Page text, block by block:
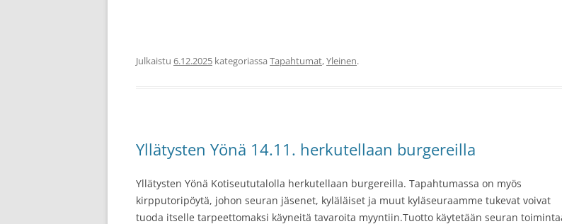
Julkaistu 6.12.2025 kategoriassa Tapahtumat,Yleinen.
Yllätysten Yönä 14.11. herkutellaan burgereilla
Yllätysten Yönä Kotiseututalolla herkutellaan burgereilla. Tapahtumassa on myös
kirpputoripöytä, johon seuran jäsenet, kyläläiset ja muut kyläseuraamme tukevat voivat
tuoda itselle tarpeettomaksi käyneitä tavaroita myyntiin.Tuotto käytetään seuran